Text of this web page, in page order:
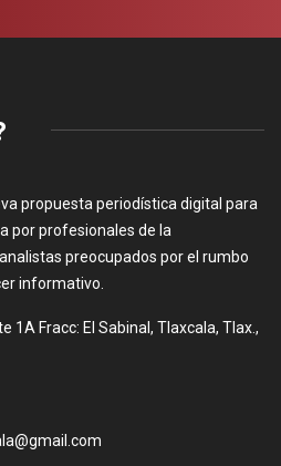
propuesta periodística digital para
por profesionales de la
preocupados por el rumbo
informativo.
1A Fracc: El Sabinal, Tlaxcala, Tlax.,